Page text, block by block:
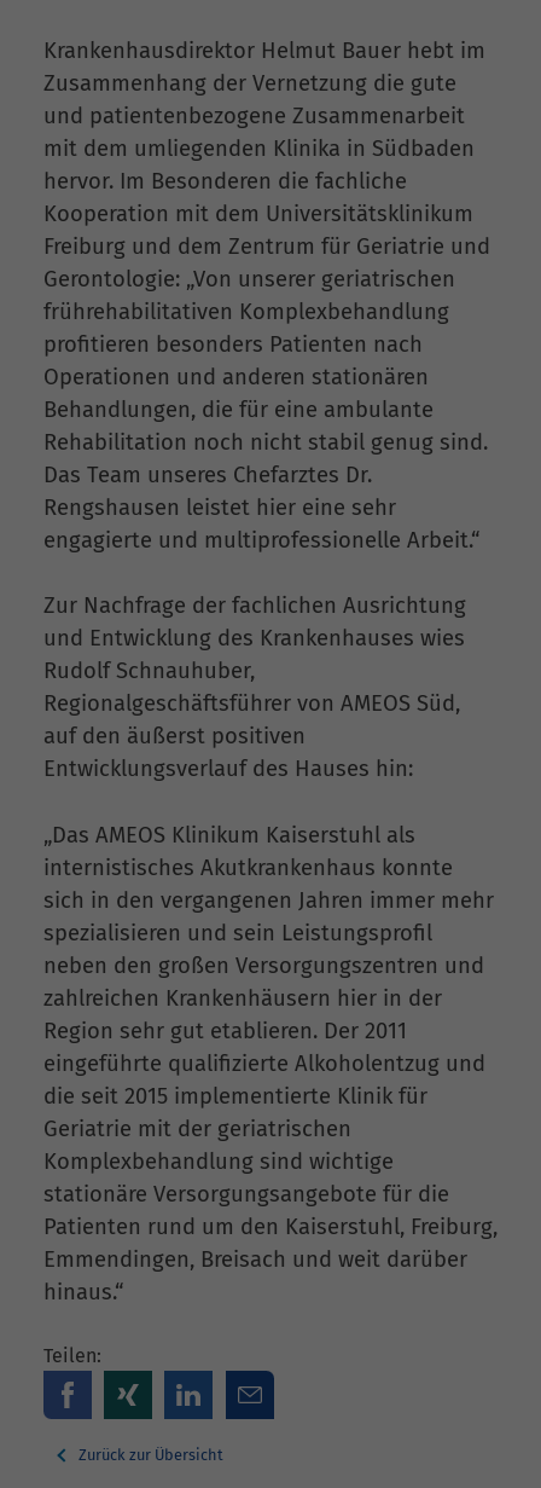
Krankenhausdirektor Helmut Bauer hebt im
Zusammenhang der Vernetzung die gute
und patientenbezogene Zusammenarbeit
mit dem umliegenden Klinika in Südbaden
hervor. Im Besonderen die fachliche
Kooperation mit dem Universitätsklinikum
Freiburg und dem Zentrum für Geriatrie und
Gerontologie: „Von unserer geriatrischen
frührehabilitativen Komplexbehandlung
profitieren besonders Patienten nach
Operationen und anderen stationären
Behandlungen, die für eine ambulante
Rehabilitation noch nicht stabil genug sind.
Das Team unseres Chefarztes Dr.
Rengshausen leistet hier eine sehr
engagierte und multiprofessionelle Arbeit.“
Zur Nachfrage der fachlichen Ausrichtung
und Entwicklung des Krankenhauses wies
Rudolf Schnauhuber,
Regionalgeschäftsführer von AMEOS Süd,
auf den äußerst positiven
Entwicklungsverlauf des Hauses hin:
„Das AMEOS Klinikum Kaiserstuhl als
internistisches Akutkrankenhaus konnte
sich in den vergangenen Jahren immer mehr
spezialisieren und sein Leistungsprofil
neben den großen Versorgungszentren und
zahlreichen Krankenhäusern hier in der
Region sehr gut etablieren. Der 2011
eingeführte qualifizierte Alkoholentzug und
die seit 2015 implementierte Klinik für
Geriatrie mit der geriatrischen
Komplexbehandlung sind wichtige
stationäre Versorgungsangebote für die
Patienten rund um den Kaiserstuhl, Freiburg,
Emmendingen, Breisach und weit darüber
hinaus.“
Teilen:
Zurück zur Übersicht